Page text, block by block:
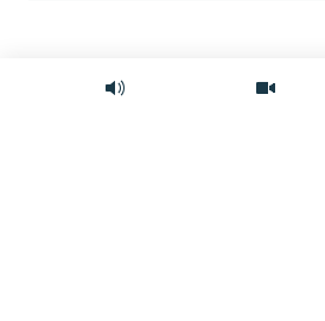
Интервју